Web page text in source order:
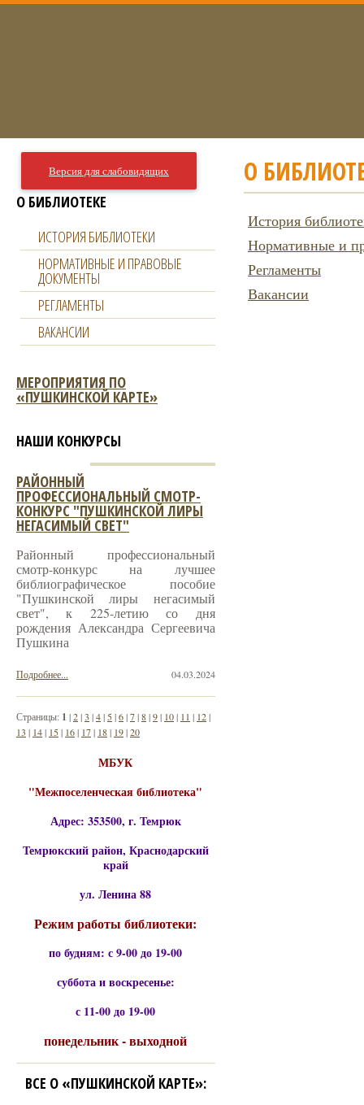
О
История
Нормативные и
Регламенты
Вакансии
Версия для слабовидящих
О БИБЛИОТЕКЕ
ИСТОРИЯ БИБЛИОТЕКИ
НОРМАТИВНЫЕ И ПРАВОВЫЕ
ДОКУМЕНТЫ
РЕГЛАМЕНТЫ
ВАКАНСИИ
МЕРОПРИЯТИЯ ПО
«ПУШКИНСКОЙ КАРТЕ»
НАШИ КОНКУРСЫ
РАЙОННЫЙ
ПРОФЕССИОНАЛЬНЫЙ СМОТР-
КОНКУРС "ПУШКИНСКОЙ ЛИРЫ
НЕГАСИМЫЙ СВЕТ"
Районный профессиональный
смотр-конкурс на лучшее
библиографическое пособие
"Пушкинской лиры негасимый
свет", к 225-летию со дня
рождения Александра Сергеевича
Пушкина
04.03.2024
Подробнее...
Страницы: 1 |2|3 |4| 5|6|7|8|9| 10| 11 | 12|
13 | 14| 15| 16| 17| 18| 19|20
МБУК
"Межпоселенческая библиотека"
Адрес: 353500, г. Темрюк
Темрюкский район, Краснодарский
край
ул. Ленина 88
Режим работы библиотеки:
по будням: с 9-00 до 19-00
суббота и воскресенье:
с 11-00 до 19-00
понедельник - выходной
ВСЕ О «ПУШКИНСКОЙ КАРТЕ»: